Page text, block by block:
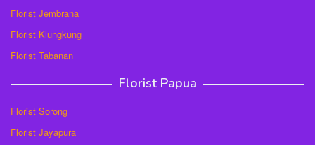
Florist Jembrana
Florist Klungkung
Florist Tabanan
Florist Papua
Florist Sorong
Florist Jayapura